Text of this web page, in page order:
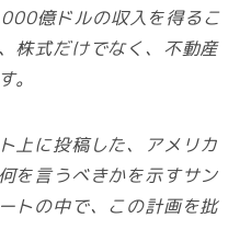
億ドルの収入を得るこ
株式だけでなく、不動産
。
上に投稿した、アメリカ
を言うべきかを示すサン
トの中で、この計画を批